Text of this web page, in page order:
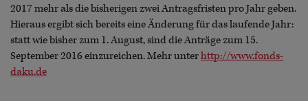
2017 mehr als die bisherigen zwei Antragsfristen pro Jahr geben.
Hieraus ergibt sich bereits eine Änderung für das laufende Jahr:
statt wie bisher zum 1. August, sind die Anträge zum 15.
September 2016 einzureichen. Mehr unterhttp://www.fonds-
daku.de